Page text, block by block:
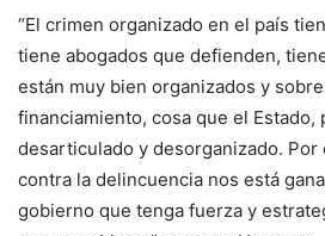
“El crimen organizado en el país
tiene abogados que defienden,
están muy bien organizados y
financiamiento, cosa que el Estado,
desarticulado y desorganizado. Por
contra la delincuencia nos está
gobierno que tenga fuerza y